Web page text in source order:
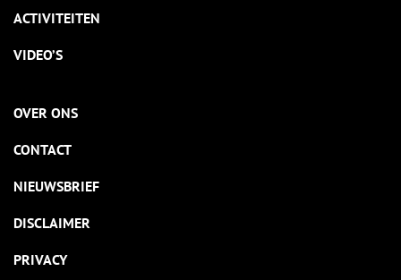
ACTIVITEITEN
VIDEO’S
OVER ONS
CONTACT
NIEUWSBRIEF
DISCLAIMER
PRIVACY